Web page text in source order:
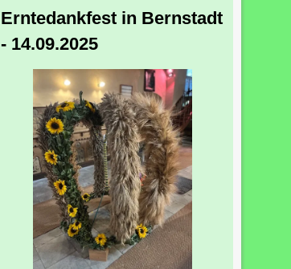
Erntedankfest in Bernstadt
- 14.09.2025